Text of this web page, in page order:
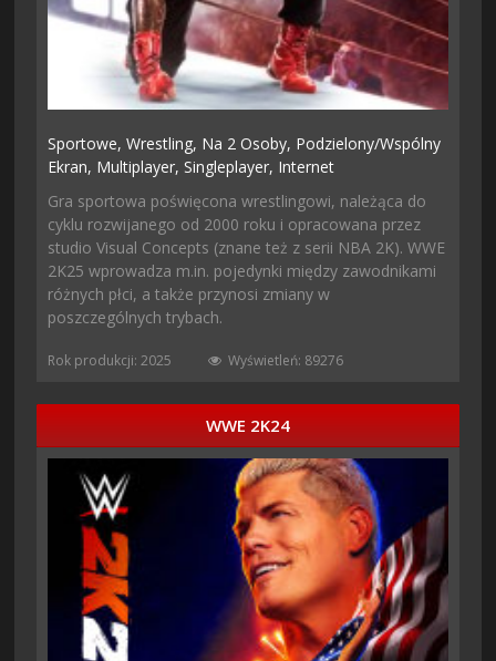
Sportowe,Wrestling, Na 2 Osoby, Podzielony/wspólny
Ekran, Multiplayer,Singleplayer, Internet
Gra sportowa poświęcona wrestlingowi, należąca do
cyklu rozwijanego od 2000 roku i opracowana przez
studio Visual Concepts (znane też z serii NBA 2K). WWE
2K25 wprowadza m.in. pojedynki między zawodnikami
różnych płci, a także przynosi zmiany w
poszczególnych trybach.
Rok produkcji: 2025 Wyświetleń: 89276
WWE 2K24